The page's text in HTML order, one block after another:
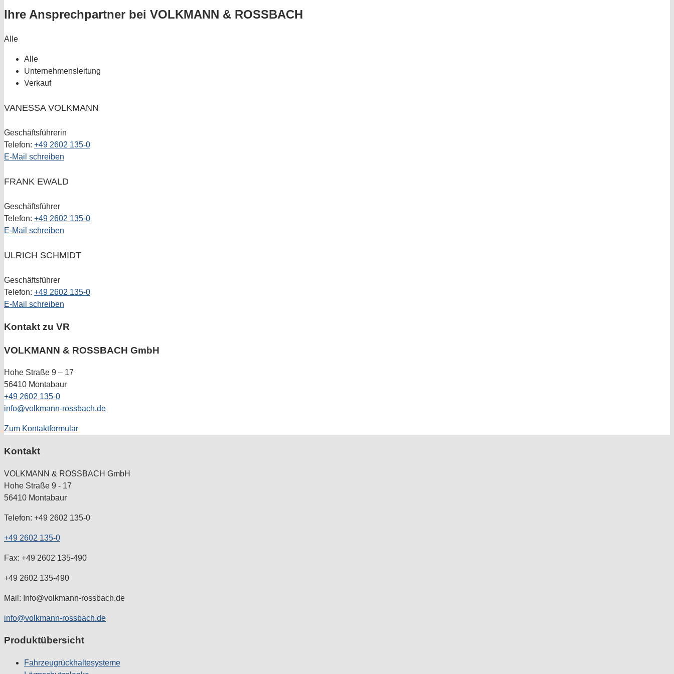
Ihre Ansprechpartner bei VOLKMANN & ROSSBACH
Alle
Alle
Unternehmensleitung
Verkauf
VANESSA VOLKMANN
Geschäftsführerin
Telefon: +49 2602 135-0
E-Mail schreiben
FRANK EWALD
Geschäftsführer
Telefon: +49 2602 135-0
E-Mail schreiben
ULRICH SCHMIDT
Geschäftsführer
Telefon: +49 2602 135-0
E-Mail schreiben
Kontakt zu VR
VOLKMANN & ROSSBACH GmbH
Hohe Straße 9 – 17
56410 Montabaur
+49 2602 135-0
info@volkmann-rossbach.de
Zum Kontaktformular
Kontakt
VOLKMANN & ROSSBACH GmbH
Hohe Straße 9 - 17
56410 Montabaur
Telefon: +49 2602 135-0
+49 2602 135-0
Fax: +49 2602 135-490
+49 2602 135-490
Mail: Info@volkmann-rossbach.de
info@volkmann-rossbach.de
Produktübersicht
Fahrzeugrückhaltesysteme